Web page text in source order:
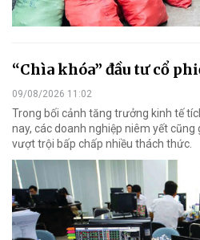
“Chìa khóa” đầu tư cổ
09/08/2026 11:02
Trong bối cảnh tăng trưởng kinh tế
nay, các doanh nghiệp niêm yết
vượt trội bấp chấp nhiều thách thức.